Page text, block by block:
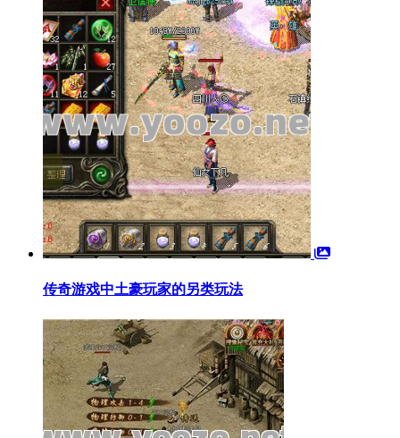
传奇游戏中土豪玩家的另类玩法